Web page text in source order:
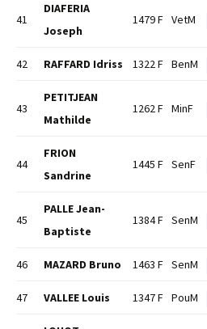
41
DIAFERIA
Joseph
1479 F VetM
42 RAFFARD Idriss 1322 F BenM
43
PETITJEAN
Mathilde
1262 F MinF
44
FRION
Sandrine
1445 F SenF
45
PALLE Jean-
Baptiste
1384 F SenM
46 MAZARD Bruno 1463 F SenM
47 VALLEE Louis 1347 F PouM